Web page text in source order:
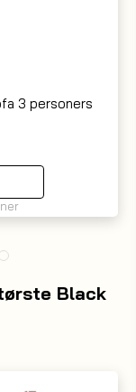
3 personers
Black